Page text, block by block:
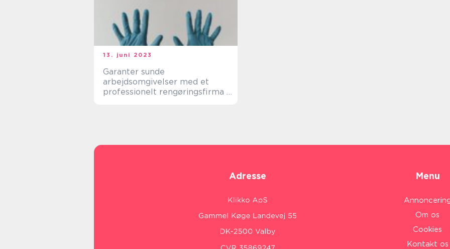
13. juni 2023
Garanter sunde
arbejdsomgivelser med et
professionelt rengøringsfirma i
Adresse Menu
Om os
Cookies
Kontakt os